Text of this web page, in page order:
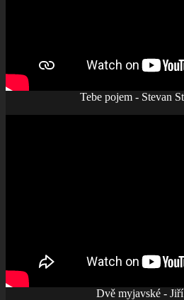
Tebe pojem - Stevan
Dvě myjavské -